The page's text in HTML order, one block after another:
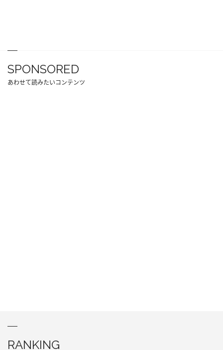
SPONSORED
あわせて読みたいコンテンツ
RANKING